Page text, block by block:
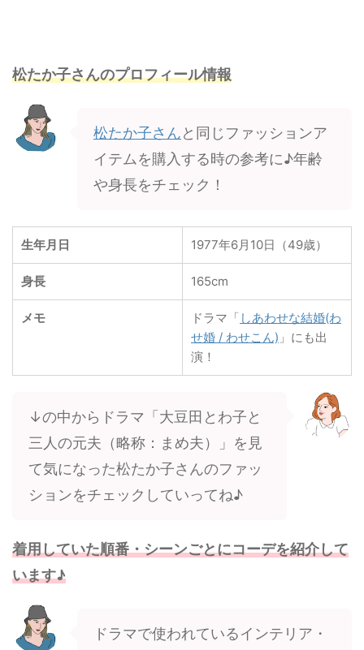
松たか子さんのプロフィール情報
松たか子さんと同じファッションア
イテムを購入する時の参考に♪年齢
や身長をチェック！
生年月日 1977年6月10日（49歳）
身長 165cm
メモ ドラマ「 しあわせな結婚(わ
せ婚 / わせこん) 」にも出
演！
↓の中からドラマ「大豆田とわ子と
三人の元夫（略称：まめ夫）」を見
て気になった松たか子さんのファッ
ションをチェックしていってね♪
着用していた順番・シーンごとにコーデを紹介して
います♪
ドラマで使われているインテリア・